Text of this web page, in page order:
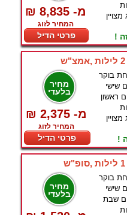
₪ 8,835 -מ
המחיר לזוג
פרטי הדיל
מצויין
מחיר
בלעדי
₪ 2,375 -מ
המחיר לזוג
פרטי הדיל
בוקר
מצויין
מחיר
בלעדי
בוקר